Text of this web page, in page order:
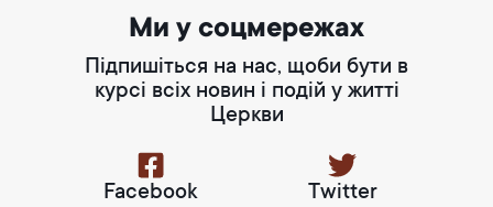
Ми у соцмережах
Підпишіться на нас, щоби бути в
курсі всіх новин і подій у житті
Церкви
Facebook Twitter